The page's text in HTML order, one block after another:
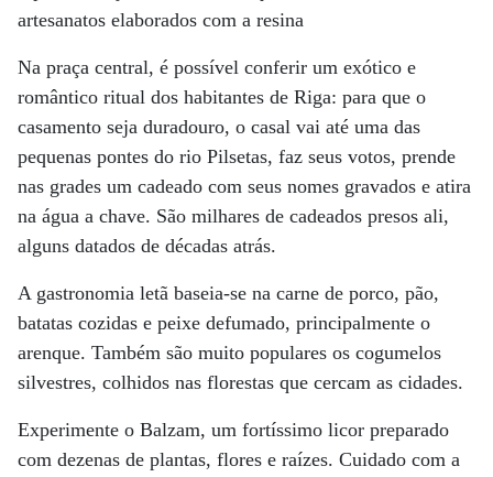
artesanatos elaborados com a resina
Na praça central, é possível conferir um exótico e
romântico ritual dos habitantes de Riga: para que o
casamento seja duradouro, o casal vai até uma das
pequenas pontes do rio Pilsetas, faz seus votos, prende
nas grades um cadeado com seus nomes gravados e atira
na água a chave. São milhares de cadeados presos ali,
alguns datados de décadas atrás.
A gastronomia letã baseia-se na carne de porco, pão,
batatas cozidas e peixe defumado, principalmente o
arenque. Também são muito populares os cogumelos
silvestres, colhidos nas florestas que cercam as cidades.
Experimente o Balzam, um fortíssimo licor preparado
com dezenas de plantas, flores e raízes. Cuidado com a